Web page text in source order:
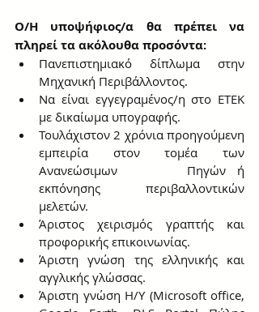
Ο/Η υποψήφιος/α θα πρέπει να
πληρεί τα ακόλουθα προσόντα:
Πανεπιστημιακό δίπλωμα στην
Μηχανική Περιβάλλοντος.
Να είναι εγγεγραμένος/η στο ΕΤΕΚ
με δικαίωμα υπογραφής.
Τουλάχιστον 2 χρόνια προηγούμενη
εμπειρία στον τομέα των
Ανανεώσιμων      Πηγών ή
εκπόνησης περιβαλλοντικών
μελετών.
Άριστος χειρισμός γραπτής και
προφορικής επικοινωνίας.
Άριστη γνώση της ελληνικής και
αγγλικής γλώσσας.
Άριστη γνώση Η/Υ (Microsoft office,